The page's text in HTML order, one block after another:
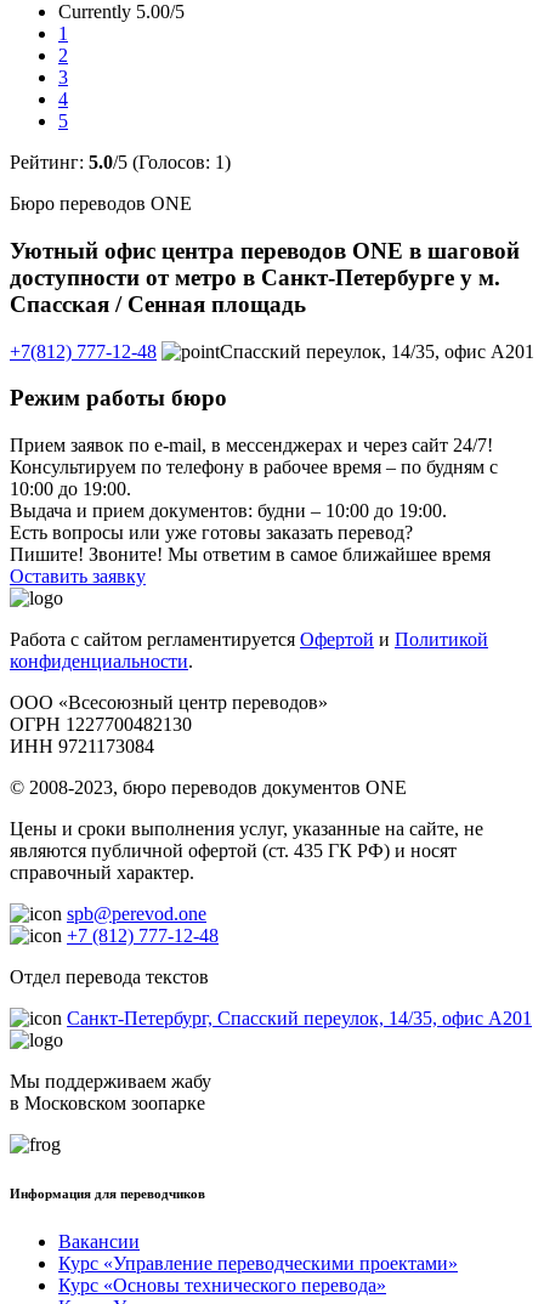
Currently 5.00/5
1
2
3
4
5
Рейтинг: 5.0/5 (Голосов: 1)
Бюро переводов ONE
Уютный офис центра переводов ONE в шаговой
доступности от метро в Санкт-Петербурге у м.
Спасская / Сенная площадь
+7(812) 777-12-48 Спасский переулок, 14/35, офис А201
Режим работы бюро
Прием заявок по e-mail, в мессенджерах и через сайт 24/7!
Консультируем по телефону в рабочее время – по будням с
10:00 до 19:00.
Выдача и прием документов: будни – 10:00 до 19:00.
Есть вопросы или уже готовы заказать перевод?
Пишите! Звоните! Мы ответим в самое ближайшее время
Оставить заявку
Работа с сайтом регламентируется Офертой и Политикой
конфиденциальности.
ООО «Всесоюзный центр переводов»
ОГРН 1227700482130
ИНН 9721173084
© 2008-2023, бюро переводов документов ONE
Цены и сроки выполнения услуг, указанные на сайте, не
являются публичной офертой (ст. 435 ГК РФ) и носят
справочный характер.
spb@perevod.one
+7 (812) 777-12-48
Отдел перевода текстов
Санкт-Петербург, Спасский переулок, 14/35, офис А201
Мы поддерживаем жабу
в Московском зоопарке
Информация для переводчиков
Вакансии
Курс «Управление переводческими проектами»
Курс «Основы технического перевода»